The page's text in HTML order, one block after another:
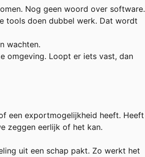
Nog geen woord over software.
tools doen dubbel werk. Dat wordt
wachten.
omgeving. Loopt er iets vast, dan
een exportmogelijkheid heeft. Heeft
zeggen eerlijk of het kan.
uit een schap pakt. Zo werkt het